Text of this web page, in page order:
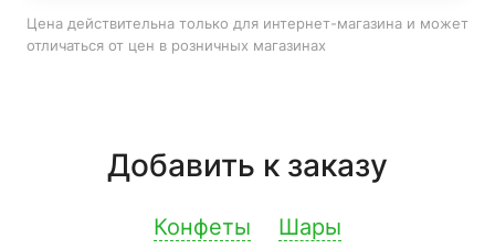
Цена действительна только для интернет-магазина и может
отличаться от цен в розничных магазинах
Добавить к заказу
Конфеты Шары